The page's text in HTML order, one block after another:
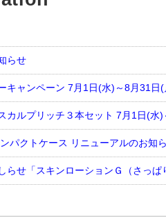
らせ
キャンペーン 7月1日(水)～8月31日(
カルプリッチ３本セット 7月1日(水
パクトケース リニューアルのお知
らせ「スキンローションＧ（さっぱ